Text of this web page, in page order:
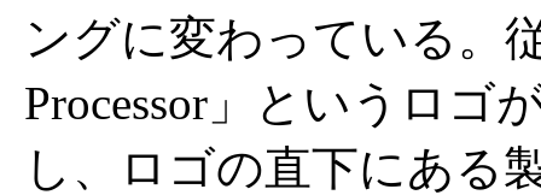
ングに変わっている。
Processor」というロゴ
し、ロゴの直下にある